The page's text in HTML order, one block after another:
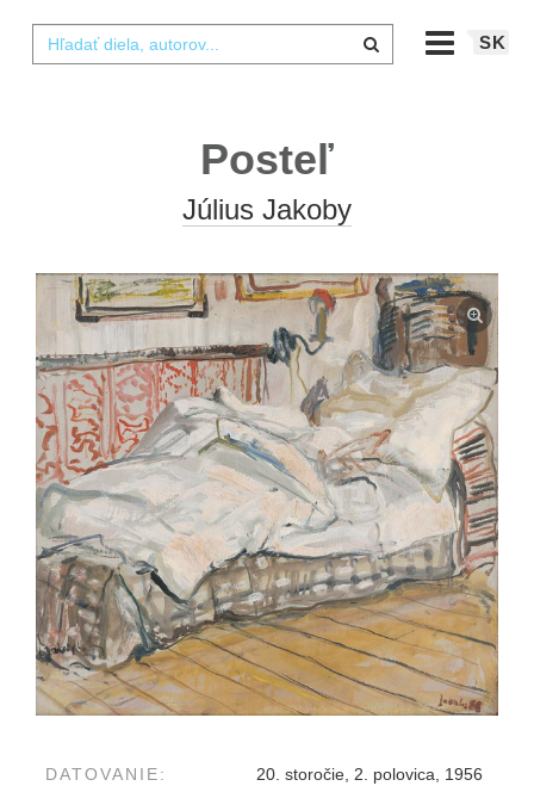
SK
Posteľ
Július Jakoby
DATOVANIE: 20. storočie, 2. polovica, 1956